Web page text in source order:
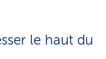
le haut du